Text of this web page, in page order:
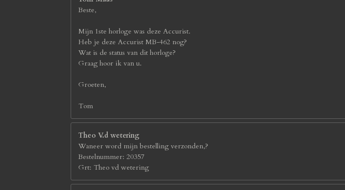
Beste,
Mijn 1ste horloge was deze Accurist.
Heb je deze Accurist MB-462 nog?
Wat is de status van dit horloge?
Graag hoor ik van u.
Groeten,
Tom
Theo V.d wetering
Waneer word mijn bestelling verzonden,?
Bestelnummer: 20357
Grt: Theo vd wetering